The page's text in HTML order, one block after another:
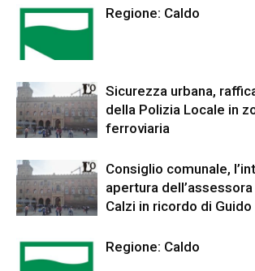
Regione: Caldo
Sicurezza urbana,
della Polizia Locale in
ferroviaria
Consiglio comunale,
apertura
Calzi in ricordo di
Regione: Caldo